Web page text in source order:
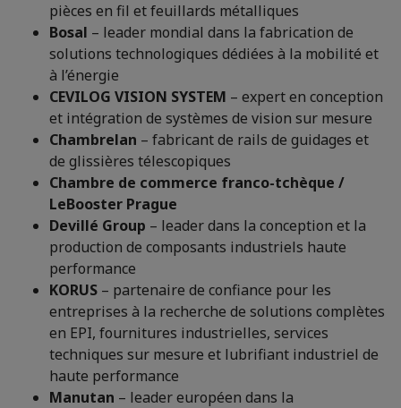
pièces en fil et feuillards métalliques
Bosal – leader mondial dans la fabrication de
solutions technologiques dédiées à la mobilité et
à l’énergie
CEVILOG VISION SYSTEM – expert en conception
et intégration de systèmes de vision sur mesure
Chambrelan – fabricant de rails de guidages et
de glissières télescopiques
Chambre de commerce franco-tchèque /
LeBooster Prague
Devillé Group – leader dans la conception et la
production de composants industriels haute
performance
KORUS – partenaire de confiance pour les
entreprises à la recherche de solutions complètes
en EPI, fournitures industrielles, services
techniques sur mesure et lubrifiant industriel de
haute performance
Manutan – leader européen dans la